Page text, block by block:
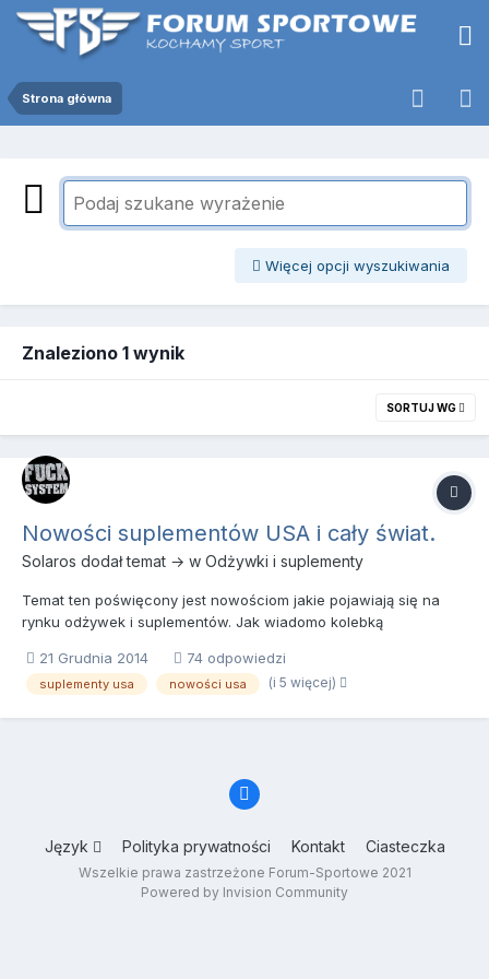
Strona główna
Więcej opcji wyszukiwania
Znaleziono 1 wynik
SORTUJ WG
Nowości suplementów USA i cały świat.
Solaros dodał temat → w Odżywki i suplementy
Temat ten poświęcony jest nowościom jakie pojawiają się na
rynku odżywek i suplementów. Jak wiadomo kolebką
innowacyjne oraz te które za parę lat będą kultowymi. Czyli
premiery suplementów z całego świata wraz ze składami i
21 Grudnia 2014 74 odpowiedzi
suplementy usa nowości usa (i 5 więcej)
Język Polityka prywatności Kontakt Ciasteczka
Wszelkie prawa zastrzeżone Forum-Sportowe 2021
Powered by Invision Community